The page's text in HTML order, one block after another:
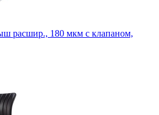
расшир., 180 мкм с клапаном,